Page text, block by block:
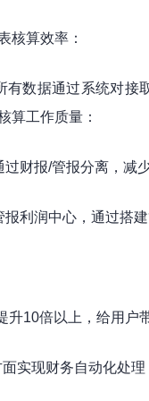
核算效率：
有数据通过系统对接
算工作质量：
过财报/管报分离，减
利润中心，通过搭
升10倍以上，给用户
实现财务自动化处理